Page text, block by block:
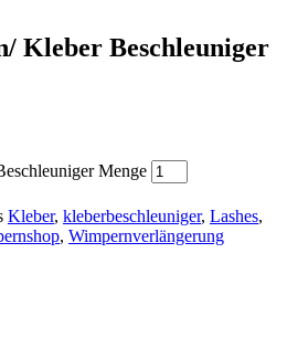
Kleber Beschleuniger
Menge
Kleber, kleberbeschleuniger, Lashes,
, Wimpernverlängerung